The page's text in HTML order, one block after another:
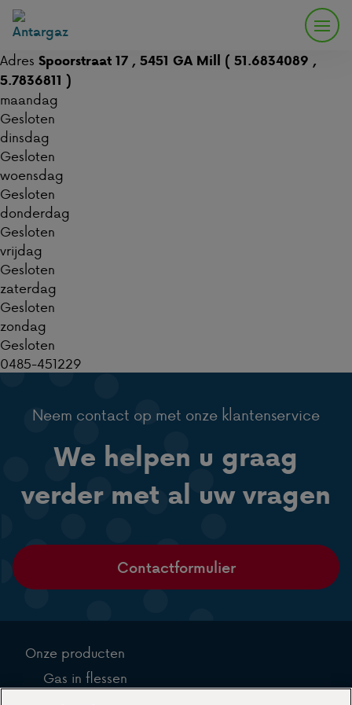
Adres Spoorstraat 17 , 5451 GA Mill ( 51.6834089 ,
5.7836811 )
maandag
Gesloten
dinsdag
Gesloten
woensdag
Gesloten
donderdag
Gesloten
vrijdag
Gesloten
zaterdag
Gesloten
zondag
Gesloten
0485-451229
Neem contact op met onze klantenservice
We helpen u graag
verder met al uw vragen
Contactformulier
Onze producten
Gas in flessen